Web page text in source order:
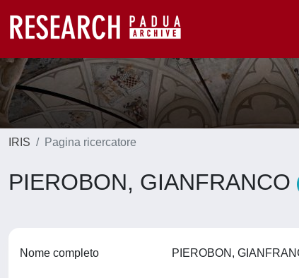
IRIS Pagina ricercatore
PIEROBON, GIANFRANCO
Nome completo PIEROBON,